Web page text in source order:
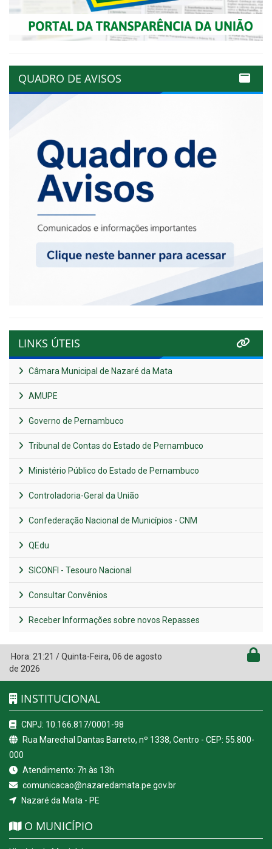
QUADRO DE AVISOS
LINKS ÚTEIS
Câmara Municipal de Nazaré da Mata
AMUPE
Governo de Pernambuco
Tribunal de Contas do Estado de Pernambuco
Ministério Público do Estado de Pernambuco
Controladoria-Geral da União
Confederação Nacional de Municípios - CNM
QEdu
SICONFI - Tesouro Nacional
Consultar Convênios
Receber Informações sobre novos Repasses
Hora: 21:21 /Quinta-Feira, 06 de agosto
de 2026
INSTITUCIONAL
CNPJ: 10.166.817/0001-98
Rua Marechal Dantas Barreto, nº 1338, Centro - CEP: 55.800-
000
Atendimento: 7h às 13h
comunicacao@nazaredamata.pe.gov.br
Nazaré da Mata - PE
O MUNICÍPIO